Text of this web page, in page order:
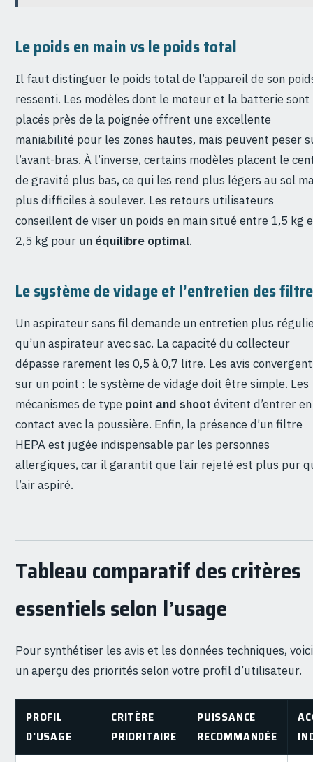
Le poids en main vs le poids total
Il faut distinguer le poids total de l’appareil de son
ressenti. Les modèles dont le moteur et la batterie sont
placés près de la poignée offrent une excellente
maniabilité pour les zones hautes, mais peuvent peser
l’avant-bras. À l’inverse, certains modèles placent le
de gravité plus bas, ce qui les rend plus légers au sol
plus difficiles à soulever. Les retours utilisateurs
conseillent de viser un poids en main situé entre 1,5 kg
2,5 kg pour un équilibre optimal.
Le système de vidage et l’entretien des
Un aspirateur sans fil demande un entretien plus
qu’un aspirateur avec sac. La capacité du collecteur
dépasse rarement les 0,5 à 0,7 litre. Les avis convergent
sur un point : le système de vidage doit être simple. Les
mécanismes de type point and shoot évitent d’entrer en
contact avec la poussière. Enfin, la présence d’un filtre
HEPA est jugée indispensable par les personnes
allergiques, car il garantit que l’air rejeté est plus pur
l’air aspiré.
Tableau comparatif des critères
essentiels selon l’usage
Pour synthétiser les avis et les données techniques, voici
un aperçu des priorités selon votre profil d’utilisateur.
PROFIL
D’USAGE
CRITÈRE
PRIORITAIRE
PUISSANCE
RECOMMANDÉE